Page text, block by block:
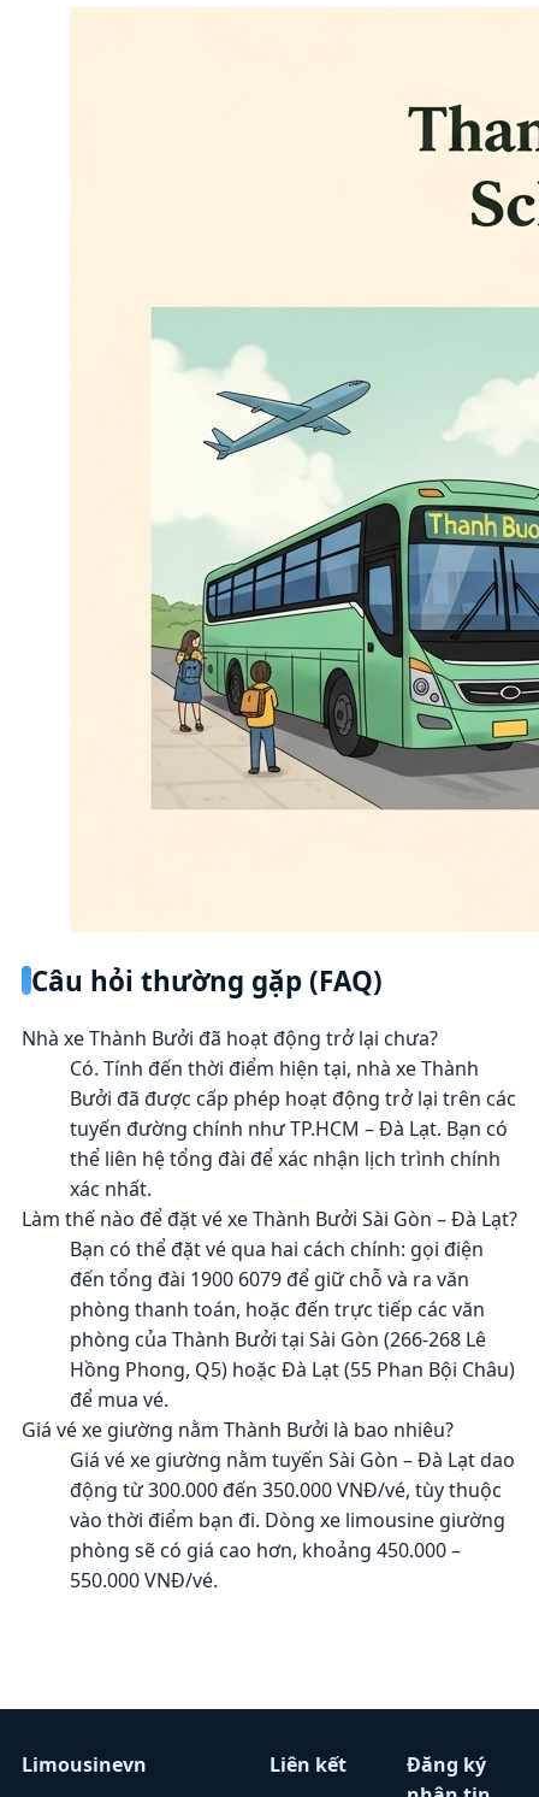
Câu hỏi thường gặp (FAQ)
Nhà xe Thành Bưởi đã hoạt động trở lại chưa?
Có. Tính đến thời điểm hiện tại, nhà xe Thành
Bưởi đã được cấp phép hoạt động trở lại trên các
tuyến đường chính như TP.HCM – Đà Lạt. Bạn có
thể liên hệ tổng đài để xác nhận lịch trình chính
xác nhất.
Làm thế nào để đặt vé xe Thành Bưởi Sài Gòn – Đà Lạt?
Bạn có thể đặt vé qua hai cách chính: gọi điện
đến tổng đài 1900 6079 để giữ chỗ và ra văn
phòng thanh toán, hoặc đến trực tiếp các văn
phòng của Thành Bưởi tại Sài Gòn (266-268 Lê
Hồng Phong, Q5) hoặc Đà Lạt (55 Phan Bội Châu)
để mua vé.
Giá vé xe giường nằm Thành Bưởi là bao nhiêu?
Giá vé xe giường nằm tuyến Sài Gòn – Đà Lạt dao
động từ 300.000 đến 350.000 VNĐ/vé, tùy thuộc
vào thời điểm bạn đi. Dòng xe limousine giường
phòng sẽ có giá cao hơn, khoảng 450.000 –
550.000 VNĐ/vé.
Limousinevn Liên kết
Đăng ký